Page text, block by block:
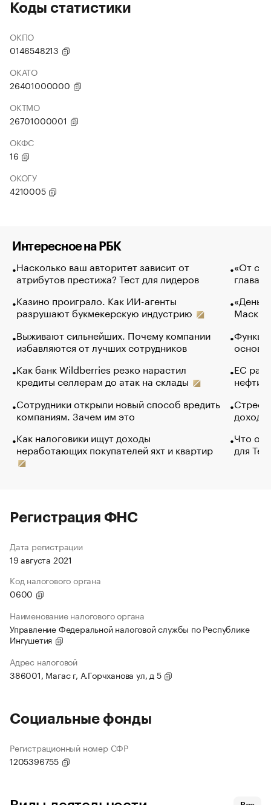
Коды статистики
ОКПО
0146548213
ОКАТО
26401000000
ОКТМО
26701000001
ОКФС
16
ОКОГУ
4210005
Интересное на РБК
Насколько ваш авторитет зависит от
атрибутов престижа? Тест для лидеров
Казино проиграло. Как ИИ-агенты
разрушают букмекерскую индустрию
Выживают сильнейших. Почему компании
избавляются от лучших сотрудников
Как банк Wildberries резко нарастил
кредиты селлерам до атак на склады
Сотрудники открыли новый способ вредить
компаниям. Зачем им это
Как налоговики ищут доходы
неработающих покупателей яхт и квартир
«От
глава
Маск в
основ
ЕС
нефти
Что
для
Регистрация ФНС
Дата регистрации
19 августа 2021
Код налогового органа
0600
Наименование налогового органа
Управление Федеральной налоговой службы по Республике
Ингушетия
Адрес налоговой
386001, Магас г, А.Горчханова ул, д 5
Социальные фонды
Регистрационный номер СФР
1205396755